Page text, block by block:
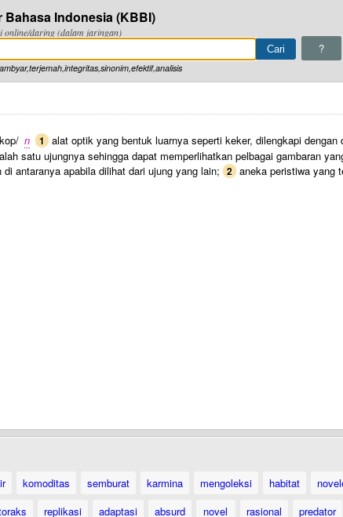
Bahasa Indonesia (KBBI)
online/daring (dalam jaringan)
?
ambyar,terjemah,integritas,sinonim,efektif,analisis
n 1 alat optik yang bentuk luarnya seperti keker, dilengkapi dengan
satu ujungnya sehingga dapat memperlihatkan pelbagai gambaran
antaranya apabila dilihat dari ujung yang lain; 2 aneka peristiwa yang
komoditas semburat karmina mengoleksi habitat
replikasi adaptasi absurd novel rasional predator